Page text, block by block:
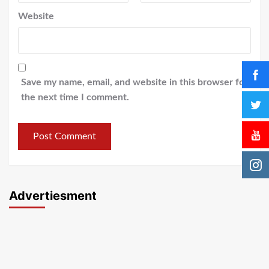
Website
Save my name, email, and website in this browser for
the next time I comment.
Advertiesment